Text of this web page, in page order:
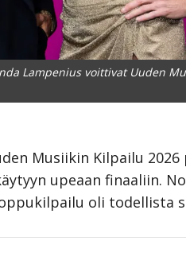
Lampenius voittivat Uuden
Musiikin Kilpailu
upeaan finaaliin.
oli todellista